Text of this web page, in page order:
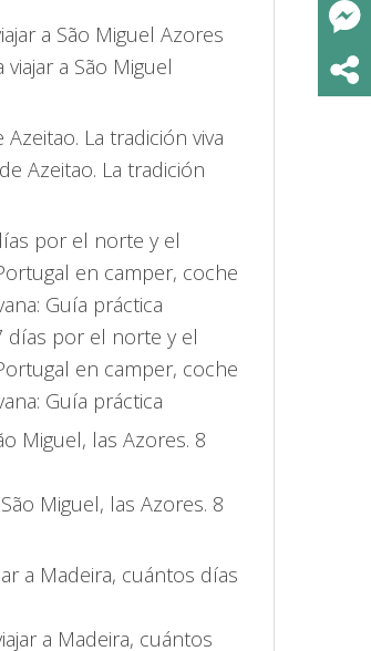
a São Miguel Azores
La tradición viva
por el norte y el
en camper, coche
Guía práctica
Miguel, las Azores. 8
a Madeira, cuántos días